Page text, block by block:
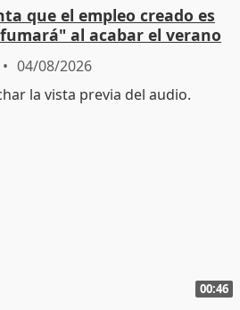
que el empleo creado es
al acabar el verano
04/08/2026
00:46